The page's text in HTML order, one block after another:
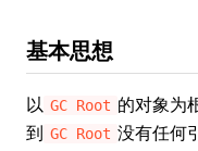
基本思想
以 GC Root 的对象为
到
GC Root 没有任何